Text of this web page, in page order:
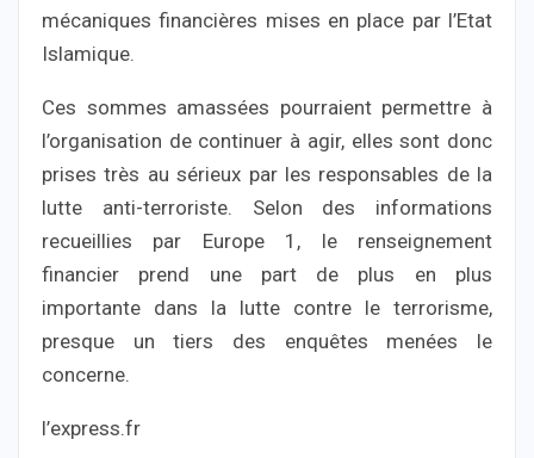
mécaniques financières mises en place par l’Etat
Islamique.
Ces sommes amassées pourraient permettre à
l’organisation de continuer à agir, elles sont donc
prises très au sérieux par les responsables de la
lutte anti-terroriste. Selon des informations
recueillies par Europe 1, le renseignement
financier prend une part de plus en plus
importante dans la lutte contre le terrorisme,
presque un tiers des enquêtes menées le
concerne.
l’express.fr